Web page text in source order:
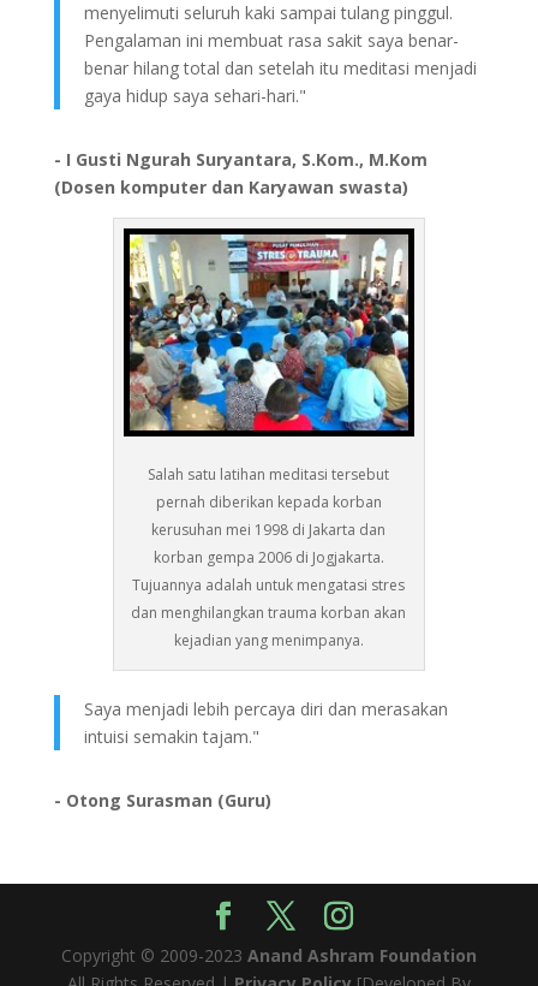
menyelimuti seluruh kaki sampai tulang pinggul.
Pengalaman ini membuat rasa sakit saya benar-
benar hilang total dan setelah itu meditasi menjadi
gaya hidup saya sehari-hari."
- I Gusti Ngurah Suryantara, S.Kom., M.Kom
(Dosen komputer dan Karyawan swasta)
Salah satu latihan meditasi tersebut
pernah diberikan kepada korban
kerusuhan mei 1998 di Jakarta dan
korban gempa 2006 di Jogjakarta.
Tujuannya adalah untuk mengatasi stres
dan menghilangkan trauma korban akan
kejadian yang menimpanya.
Saya menjadi lebih percaya diri dan merasakan
intuisi semakin tajam."
- Otong Surasman (Guru)
Copyright © 2009-2023 Anand Ashram Foundation